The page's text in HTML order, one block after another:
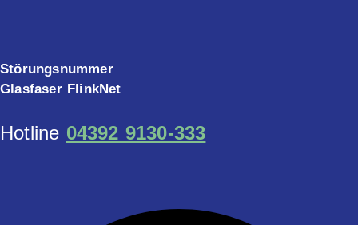
Störungsnummer
Glasfaser FlinkNet
Hotline 04392 9130-333